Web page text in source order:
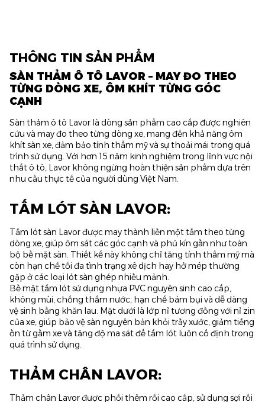
THÔNG TIN SẢN PHẨM
SÀN THẢM Ô TÔ LAVOR – MAY ĐO THEO
TỪNG DÒNG XE, ÔM KHÍT TỪNG GÓC
CẠNH
Sàn thảm ô tô Lavor là dòng sản phẩm cao cấp được nghiên
cứu và may đo theo từng dòng xe, mang đến khả năng ôm
khít sàn xe, đảm bảo tính thẩm mỹ và sự thoải mái trong quá
trình sử dụng. Với hơn 15 năm kinh nghiệm trong lĩnh vực nội
thất ô tô, Lavor không ngừng hoàn thiện sản phẩm dựa trên
nhu cầu thực tế của người dùng Việt Nam.
TẤM LÓT SÀN LAVOR:
Tấm lót sàn Lavor được may thành liền một tấm theo từng
dòng xe, giúp ôm sát các góc cạnh và phủ kín gần như toàn
bộ bề mặt sàn. Thiết kế này không chỉ tăng tính thẩm mỹ mà
còn hạn chế tối đa tình trạng xê dịch hay hở mép thường
gặp ở các loại lót sàn ghép nhiều mảnh.
Bề mặt tấm lót sử dụng nhựa PVC nguyên sinh cao cấp,
không mùi, chống thấm nước, hạn chế bám bụi và dễ dàng
vệ sinh bằng khăn lau. Mặt dưới là lớp nỉ tương đồng với nỉ zin
của xe, giúp bảo vệ sàn nguyên bản khỏi trầy xước, giảm tiếng
ồn từ gầm xe và tăng độ ma sát để tấm lót luôn cố định trong
quá trình sử dụng.
THẢM CHÂN LAVOR:
Thảm chân Lavor được phối thêm rối cao cấp, sử dụng sợi rối